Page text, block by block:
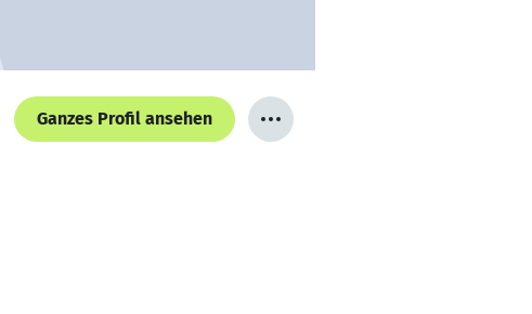
Ganzes Profil ansehen